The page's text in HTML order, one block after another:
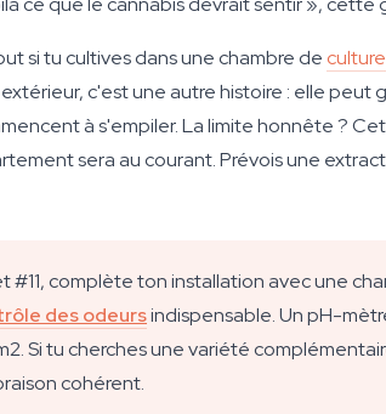
si tu cultives dans une chambre de culture
c'est une autre histoire : elle
à s'empiler. La limite honnête ?
sera au courant. Prévois une
#11, complète ton installation avec une
des odeursindispensable. Un pH-
Si tu cherches une variété
cohérent.